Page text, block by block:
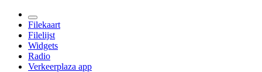
Filekaart
Filelijst
Widgets
Radio
Verkeerplaza app